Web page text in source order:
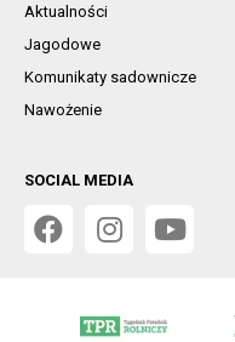
Aktualności
Jagodowe
Komunikaty sadownicze
Nawożenie
SOCIAL MEDIA